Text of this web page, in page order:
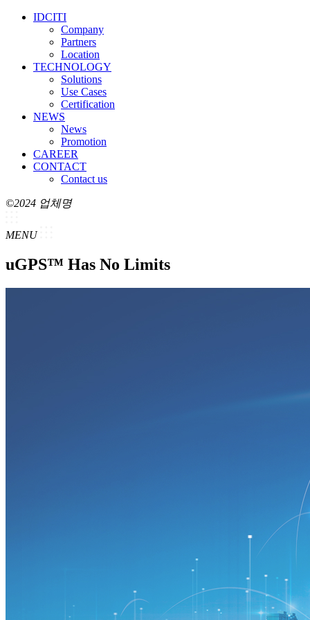
IDCITI
Company
Partners
Location
TECHNOLOGY
Solutions
Use Cases
Certification
NEWS
News
Promotion
CAREER
CONTACT
Contact us
©2024 업체명
MENU
uGPS™ Has No Limits